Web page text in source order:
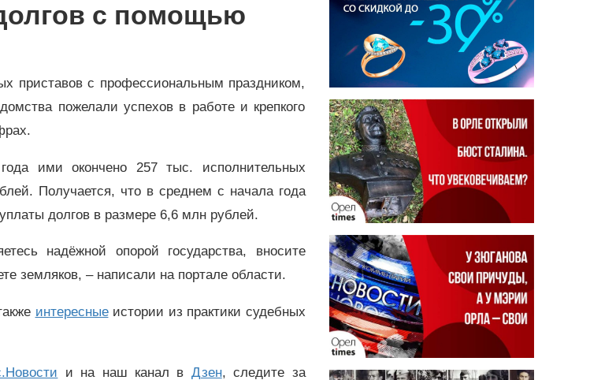
с помощью
приставов с профессиональным праздником,
пожелали успехов в работе и крепкого
ими окончено 257 тыс. исполнительных
Получается, что в среднем с начала года
долгов в размере 6,6 млн рублей.
надёжной опорой государства, вносите
земляков, – написали на портале области.
интересныеистории из практики судебных
и на наш канал в Дзен, следите за